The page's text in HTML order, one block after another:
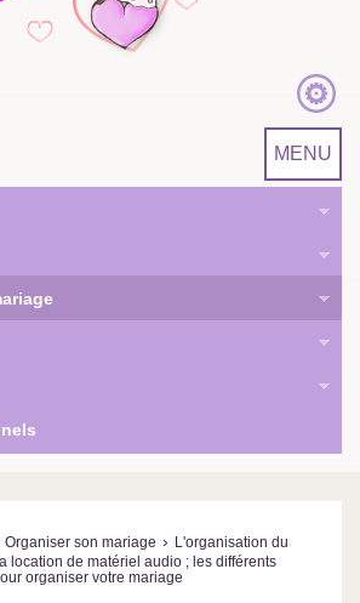
MENU
Organiser son mariage › L'organisation du
location de matériel audio ; les différents
organiser votre mariage